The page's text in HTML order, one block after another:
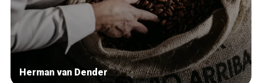
Herman van Dender